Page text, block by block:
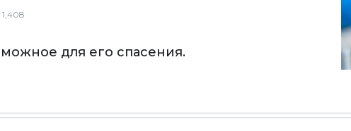
1,408
для его спасения.